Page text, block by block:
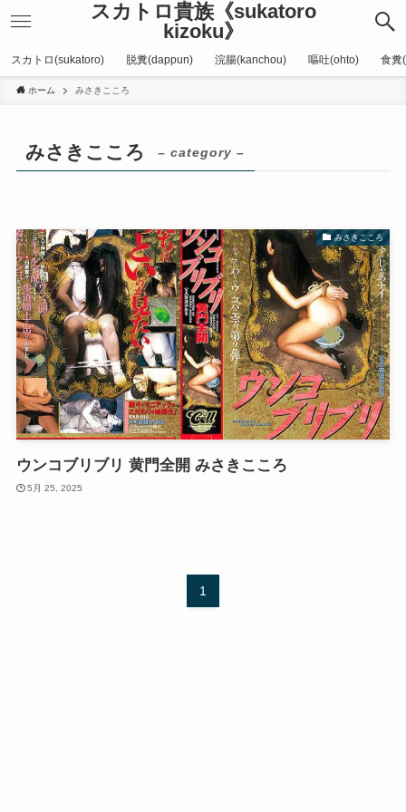
スカトロ貴族《sukatoro
kizoku》
スカトロ(sukatoro) 脱糞(dappun) 浣腸(kanchou) 嘔吐(ohto) 食糞
ホーム みさきこころ
みさきこころ – category –
みさきこころ
ウンコブリブリ 黄門全開 みさきこころ
5月 25, 2025
1